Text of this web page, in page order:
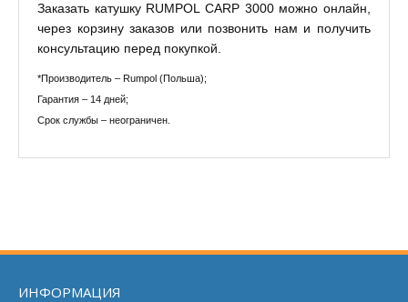
Заказать катушку RUMPOL CARP 3000 можно онлайн,
через корзину заказов или позвонить нам и получить
консультацию перед покупкой.
*Производитель – Rumpol (Польша);
Гарантия – 14 дней;
Срок службы – неограничен.
ИНФОРМАЦИЯ